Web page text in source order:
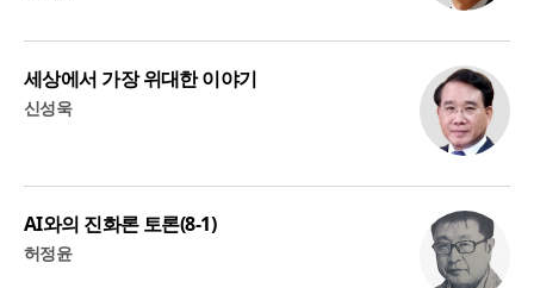
세상에서 가장 위대한 이야기
신성욱
AI와의 진화론 토론(8-1)
허정윤